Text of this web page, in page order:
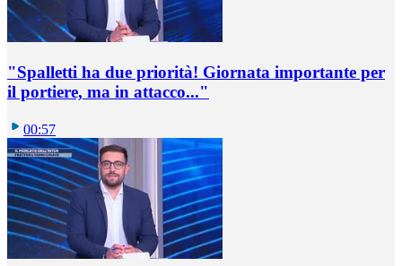
"Spalletti ha due priorità! Giornata importante per
il portiere, ma in attacco..."
00:57